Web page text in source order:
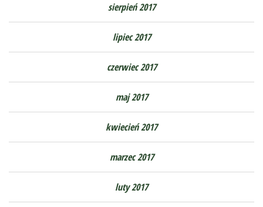
sierpień 2017
lipiec 2017
czerwiec 2017
maj 2017
kwiecień 2017
marzec 2017
luty 2017